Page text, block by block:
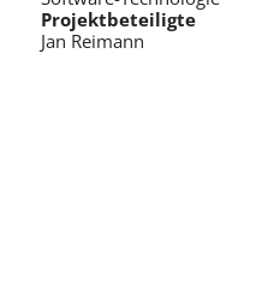
Projektbeteiligte
Jan Reimann